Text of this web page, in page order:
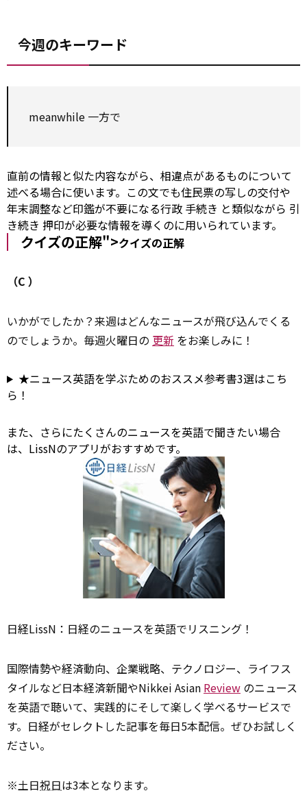
今週のキーワード
meanwhile 一方で
直前の情報と似た内容ながら、相違点があるものについて
述べる場合に使います。この文でも住民票の写しの交付や
年末調整など印鑑が不要になる行政 手続き と類似ながら 引
き続き 押印が必要な情報を導くのに用いられています。
クイズの正解">クイズの正解
（C ）
いかがでしたか？来週はどんなニュースが飛び込んでくる
のでしょうか。毎週火曜日の 更新 をお楽しみに！
★ニュース英語を学ぶためのおススメ参考書3選はこち
ら！
また、さらにたくさんのニュースを英語で聞きたい場合
は、LissNのアプリがおすすめです。
日経LissN：日経のニュースを英語でリスニング！
国際情勢や経済動向、企業戦略、テクノロジー、ライフス
タイルなど日本経済新聞やNikkei Asian Review のニュース
を英語で聴いて、実践的にそして楽しく学べるサービスで
す。日経がセレクトした記事を毎日5本配信。ぜひお試しく
ださい。
※土日祝日は3本となります。